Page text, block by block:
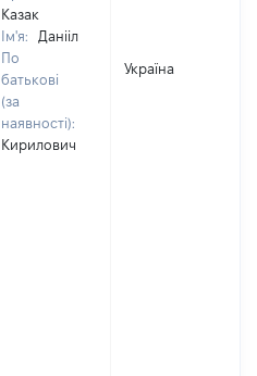
Казак
Ім'я:
Данііл
По
батькові
(за
наявності):
Кирилович
Україна